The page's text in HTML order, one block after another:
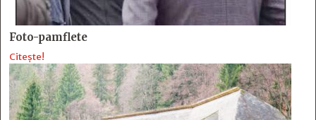
Foto-pamflete
Citește!